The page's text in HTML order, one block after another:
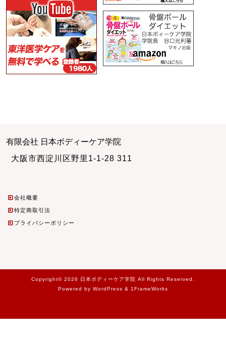
有限会社 日本ボディーケア学院
大阪市西淀川区野里1-1-28 311
会社概要
特定商取引法
プライバシーポリシー
Copyright© 2026 日本ボディーケア学院 All Rights Reserved.
Powered by WordPress & 1FrameWorks